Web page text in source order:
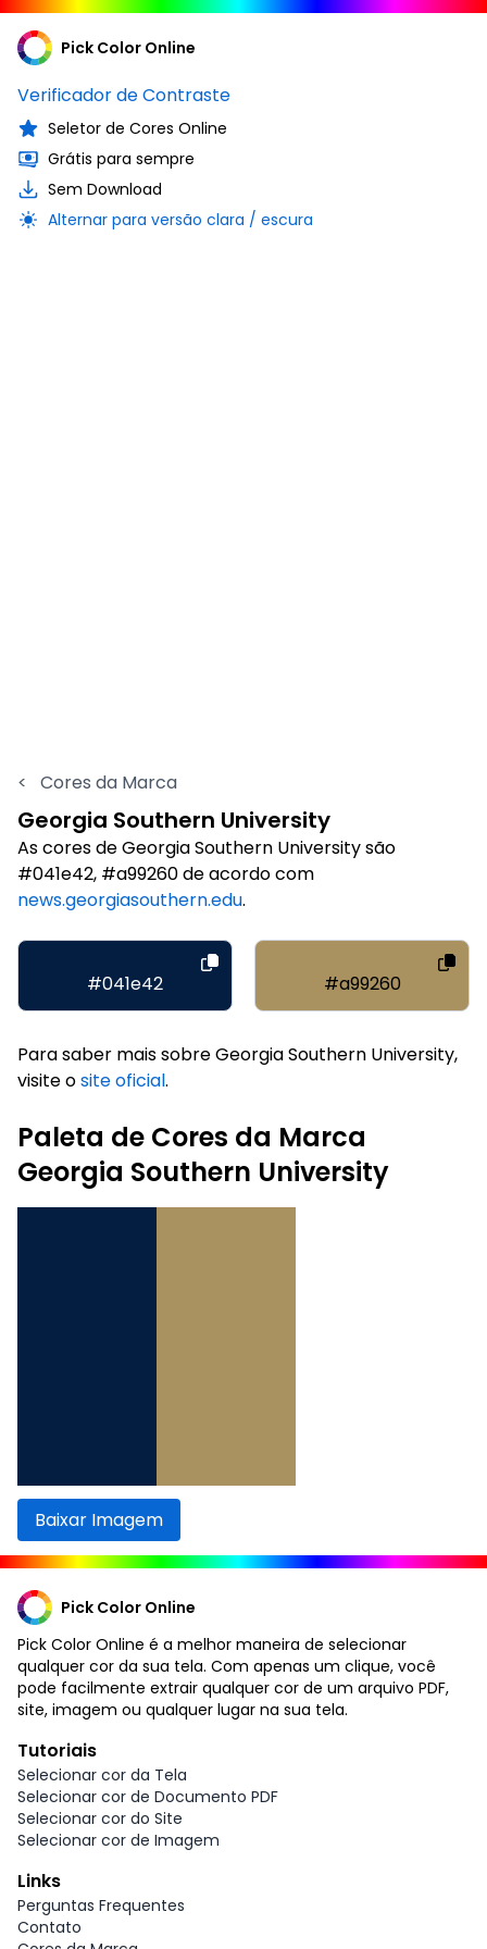
Pick Color Online
Verificador de Contraste
Seletor de Cores Online
Grátis para sempre
Sem Download
Alternar para versão clara / escura
< Cores da Marca
Georgia Southern University
As cores de Georgia Southern University são
#041e42, #a99260 de acordo com
news.georgiasouthern.edu.
#041e42 #a99260
Para saber mais sobre Georgia Southern University,
visite osite oficial.
Paleta de Cores da Marca
Georgia Southern University
Baixar Imagem
Pick Color Online
Pick Color Online é a melhor maneira de selecionar
qualquer cor da sua tela. Com apenas um clique, você
pode facilmente extrair qualquer cor de um arquivo PDF,
site, imagem ou qualquer lugar na sua tela.
Tutoriais
Selecionar cor da Tela
Selecionar cor de Documento PDF
Selecionar cor do Site
Selecionar cor de Imagem
Links
Perguntas Frequentes
Contato